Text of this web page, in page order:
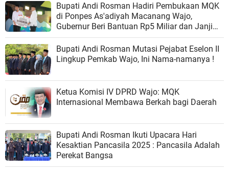
Bupati Andi Rosman Hadiri Pembukaan MQK
di Ponpes As'adiyah Macanang Wajo,
Gubernur Beri Bantuan Rp5 Miliar dan Janji
Aerodrome
Bupati Andi Rosman Mutasi Pejabat Eselon II
Lingkup Pemkab Wajo, Ini Nama-namanya !
Ketua Komisi IV DPRD Wajo: MQK
Internasional Membawa Berkah bagi Daerah
Bupati Andi Rosman Ikuti Upacara Hari
Kesaktian Pancasila 2025 : Pancasila Adalah
Perekat Bangsa